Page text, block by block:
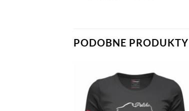
PODOBNE PRODUKTY